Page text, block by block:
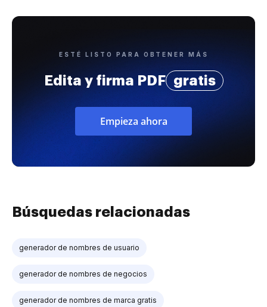
ESTÉ LISTO PARA OBTENER MÁS
Edita y firma PDF gratis
Empieza ahora
Búsquedas relacionadas
generador de nombres de usuario
generador de nombres de negocios
generador de nombres de marca gratis